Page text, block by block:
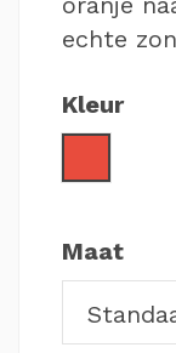
echte
Kleur
Maat